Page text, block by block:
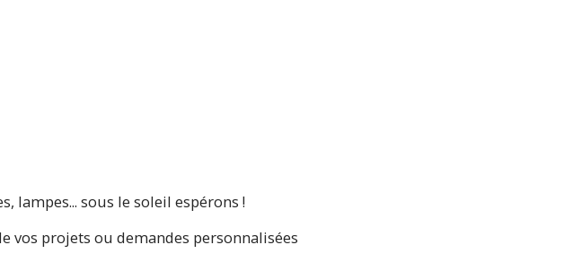
lampes... sous le soleil espérons !
vos projets ou demandes personnalisées